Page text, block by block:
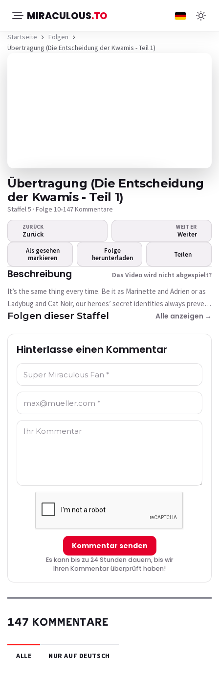
MIRACULOUS.TO
Startseite
Folgen
Übertragung (Die Entscheidung der Kwamis - Teil 1)
Das Video wird nicht
Dieses Video ist derzeit nicht verfügbar
Erneut versuchen
Übertragung (Die Entscheidung
der Kwamis - Teil 1)
Staffel 5 · Folge 10•147 Kommentare
ZURÜCK
Zurück
WEITER
Weiter
Als gesehen
markieren
Folge
herunterladen
Teilen
Beschreibung Das Video wird nicht abgespielt?
It’s the same thing every time. Be it as Marinette and Adrien or as
Ladybug and Cat Noir, our heroes’ secret identities always prevent
them from having a romance. Tikki and Plagg are sorry to see their
make a drastic choice that will change many a thing in Paris...
Folgen dieser Staffel Alle anzeigen →
Hinterlasse einen Kommentar
Name: *
E-Mail: *
Kommentar: *
Kommentar senden
Es kann bis zu 24 Stunden dauern, bis wir
Ihren Kommentar überprüft haben!
147 KOMMENTARE
ALLE NUR AUF DEUTSCH